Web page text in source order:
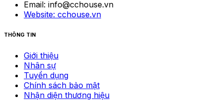
Email: info@cchouse.vn
Website: cchouse.vn
THÔNG TIN
Giới thiệu
Nhân sự
Tuyển dụng
Chính sách bảo mật
Nhận diện thương hiệu